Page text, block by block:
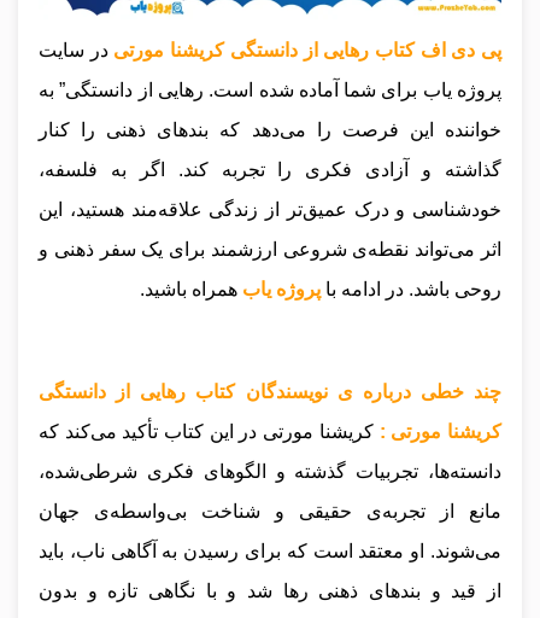
پی دی اف کتاب رهایی از دانستگی کریشنا مورتیدر سایت
پروژه یاب برای شما آماده شده است. رهایی از دانستگی” به
خواننده این فرصت را می‌دهد که بندهای ذهنی را کنار
گذاشته و آزادی فکری را تجربه کند. اگر به فلسفه،
خودشناسی و درک عمیق‌تر از زندگی علاقه‌مند هستید، این
اثر می‌تواند نقطه‌ی شروعی ارزشمند برای یک سفر ذهنی و
روحی باشد. در ادامه با پروژه یاب همراه باشید.
چند خطی درباره ی نویسندگان کتاب رهایی از دانستگی
کریشنا مورتی : کریشنا مورتی در این کتاب تأکید می‌کند که
دانسته‌ها، تجربیات گذشته و الگوهای فکری شرطی‌شده،
مانع از تجربه‌ی حقیقی و شناخت بی‌واسطه‌ی جهان
می‌شوند. او معتقد است که برای رسیدن به آگاهی ناب، باید
از قید و بندهای ذهنی رها شد و با نگاهی تازه و بدون